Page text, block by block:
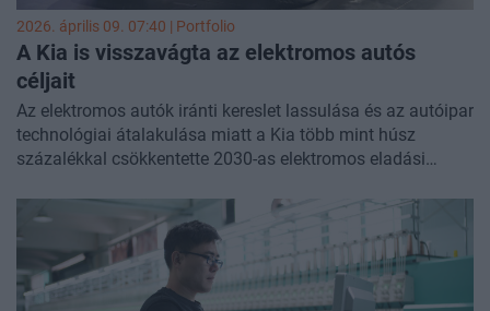
2026. április 09. 07:40 | Portfolio
A Kia is visszavágta az elektromos autós
céljait
Az elektromos autók iránti kereslet lassulása és az autóipar
technológiai átalakulása miatt a Kia több mint húsz
százalékkal csökkentette 2030-as elektromos eladási
piac rövid távon nem igazolja vissza a korábbi optimista
várakozásokat. Ezzel párhuzamosan azonban egy egészen
új irányba is nyit a vállalat, humanoid robotok bevezetését
tervezi amerikai gyárában, ami a jövő autógyártásának
egyik fontos eleme lehet.